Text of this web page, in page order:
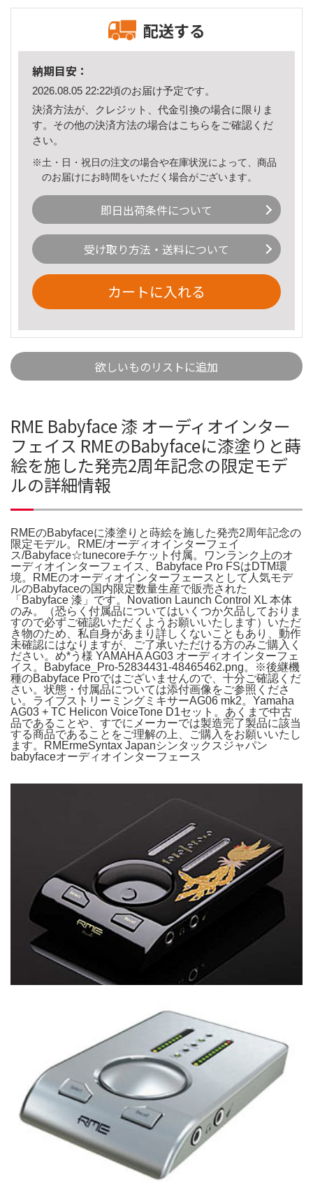
配送する
納期目安：
2026.08.05 22:22頃のお届け予定です。
決済方法が、クレジット、代金引換の場合に限りま
す。その他の決済方法の場合はこちら をご確認くだ
さい。
※土・日・祝日の注文の場合や在庫状況によって、商品
のお届けにお時間をいただく場合がございます。
即日出荷条件について
受け取り方法・送料について
カートに入れる
欲しいものリストに追加
RME Babyface 漆 オーディオインター
フェイス RMEのBabyfaceに漆塗りと蒔
絵を施した発売2周年記念の限定モデ
ルの詳細情報
RMEのBabyfaceに漆塗りと蒔絵を施した発売2周年記念の
限定モデル。RME/オーディオインターフェイ
ス/Babyface☆tunecoreチケット付属。ワンランク上のオ
ーディオインターフェイス、Babyface Pro FSはDTM環
境。RMEのオーディオインターフェースとして人気モデ
ルのBabyfaceの国内限定数量生産で販売された
「Babyface 漆」です。Novation Launch Control XL 本体
のみ。（恐らく付属品についてはいくつか欠品しておりま
すので必ずご確認いただくようお願いいたします）いただ
き物のため、私自身があまり詳しくないこともあり、動作
未確認にはなりますが、ご了承いただける方のみご購入く
ださい。め*う様 YAMAHA AG03 オーディオインターフェ
イス。Babyface_Pro-52834431-48465462.png。※後継機
種のBabyface Proではございませんので、十分ご確認くだ
さい。状態・付属品については添付画像をご参照くださ
い。ライブストリーミングミキサーAG06 mk2。Yamaha
AG03 + TC Helicon VoiceTone D1セット。あくまで中古
品であることや、すでにメーカーでは製造完了製品に該当
する商品であることをご理解の上、ご購入をお願いいたし
ます。RMErmeSyntax Japanシンタックスジャパン
babyfaceオーディオインターフェース